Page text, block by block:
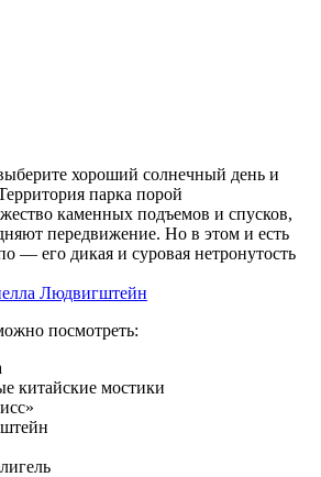
хороший солнечный день и
парка порой
каменных подъемов и спусков,
передвижение. Но в этом и есть
— его дикая и суровая нетронутость
посмотреть:
китайские мостики